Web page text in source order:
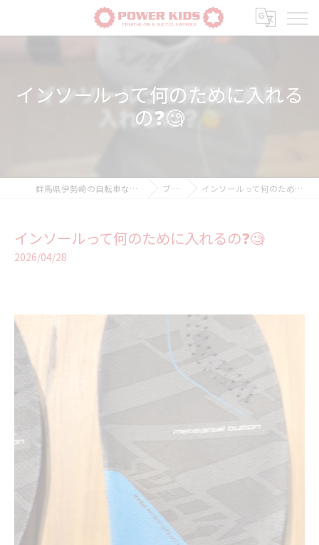
インソールって何のために入れる
の❓🧐
群馬県伊勢崎の自転車ならPOWER-KIDS ブログ インソールって何のために入れるの❓🧐
インソールって何のために入れるの❓🧐
2026/04/28